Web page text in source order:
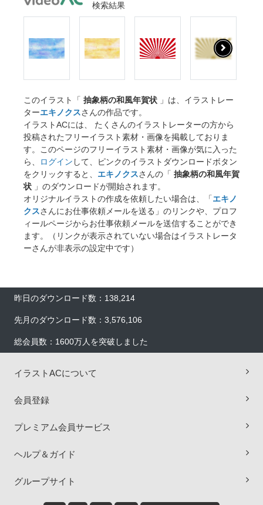
検索結果
このイラスト「 抽象柄の和風年賀状 」は、イラストレー
ターエキノクスさんの作品です。
イラストACには、 たくさんのイラストレーターの方から
投稿されたフリーイラスト素材・画像を掲載しておりま
す。このページのフリーイラスト素材・画像が気に入った
ら、
ログイン して、ピンクのイラストダウンロードボタン
をクリックすると、 エキノクスさんの「 抽象柄の和風年賀
状 」のダウンロードが開始されます。
オリジナルイラストの作成を依頼したい場合は、「エキノ
クスさんにお仕事依頼メールを送る」のリンクや、プロフ
ィールページからお仕事依頼メールを送信することができ
ます。（リンクが表示されていない場合はイラストレータ
ーさんが非表示の設定中です）
昨日のダウンロード数：138,214
先月のダウンロード数：3,576,106
総会員数：1600万人を突破しました
イラストACについて
会員登録
プレミアム会員サービス
ヘルプ＆ガイド
グループサイト